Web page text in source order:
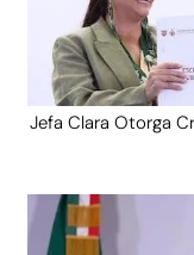
Jefa Clara Otorga